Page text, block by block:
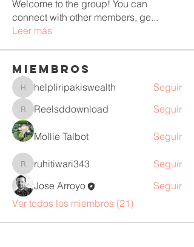
Welcome to the group! You can
connect with other members, ge...
Leer más
Miembros
helpliripakiswealth
helpliripakiswealth Seguir
Reelsddownload
Reelsddownload Seguir
Mollie Talbot Seguir
ruhitiwari343
ruhitiwari343
Seguir
Jose Arroyo
Seguir
Ver todos los miembros (21)